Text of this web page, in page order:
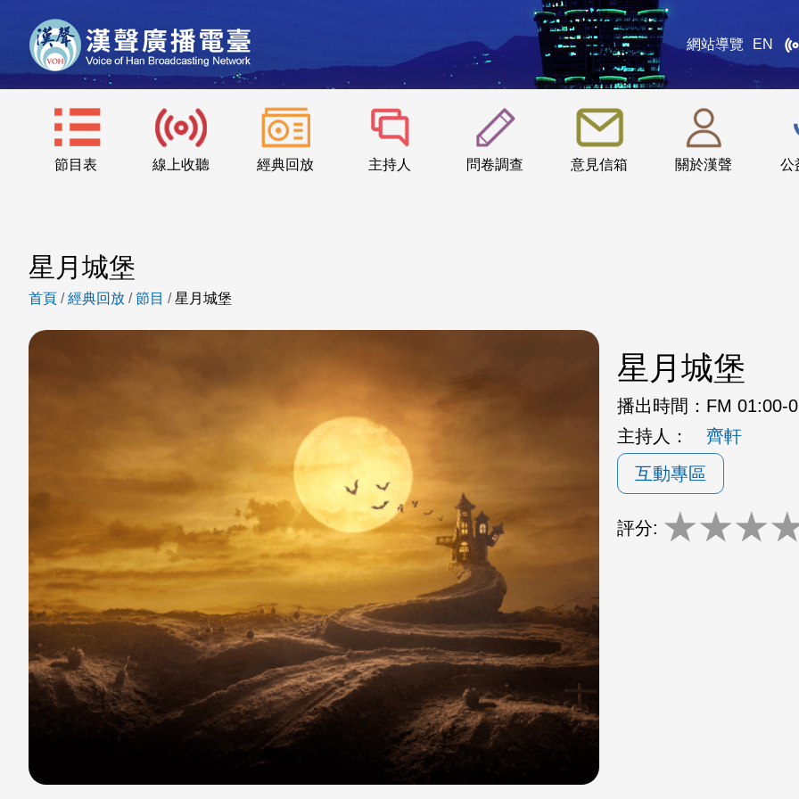
網站導覽 EN
節目表 線上收聽 經典回放 主持人 問卷調查 意見信箱 關於漢聲 公
:::
星月城堡
首頁 /經典回放 /節目 /星月城堡
星月城堡
播出時間： FM 01:00-
主持人：
齊軒
互動專區
評分: ★★★